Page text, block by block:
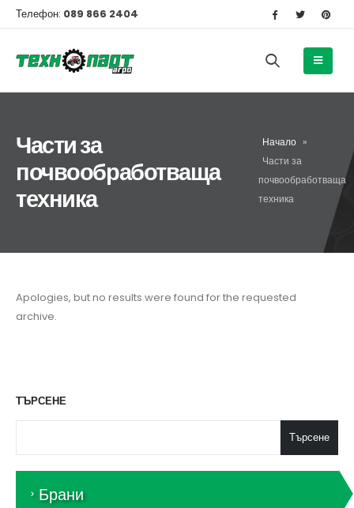
Телефон: 089 866 2404
Части за
почвообработваща
техника
Начало »
Части за
почвообработваща
техника
Apologies, but no results were found for the requested
archive.
ТЪРСЕНЕ
Търсене
Брани